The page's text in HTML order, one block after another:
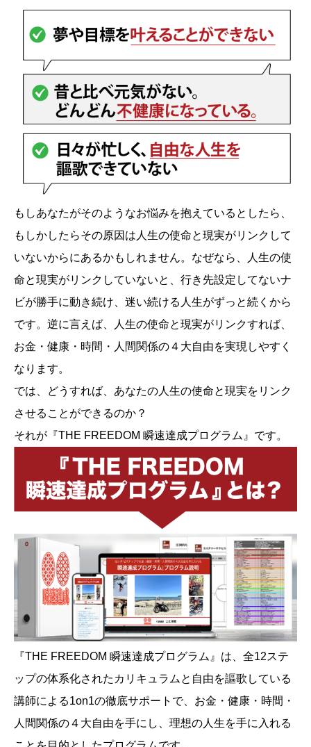
もしあなたがそのようなお悩みを抱えているとしたら、
もしかしたらその原因は人生の使命と現実がリンクして
いないからにあるかもしれません。なぜなら、人生の使
命と現実がリンクしていないと、行き先設定してないナ
ビが勝手に動き続け、迷い続ける人生がずっと続くから
です。逆に言えば、人生の使命と現実がリンクすれば、
お金・健康・時間・人間関係の４大自由を実現しやすく
なります。
では、どうすれば、あなたの人生の使命と現実をリンク
させることができるのか？
それが『THE FREEDOM 瞬速達成プログラム』です。
『THE FREEDOM 瞬速達成プログラム』は、全12ステ
ップの体系化されたカリキュラムと自由を謳歌している
講師による1on1の徹底サポートで、お金・健康・時間・
人間関係の４大自由を手にし、理想の人生を手に入れる